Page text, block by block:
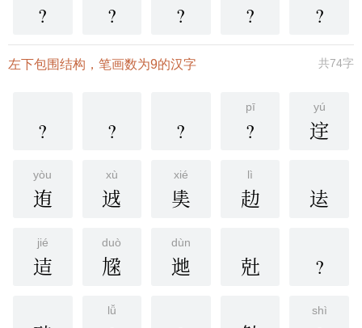
? ? ? ? ?
共74字
左下包围结构，笔画数为9的汉字
? ? ?
pī
?
yú
䢓
yòu
迶
xù
䢕
xié
奊
lì
赲 迲
jié
迼
duò
尮
dùn
逇 兙 ?
lǚ shì